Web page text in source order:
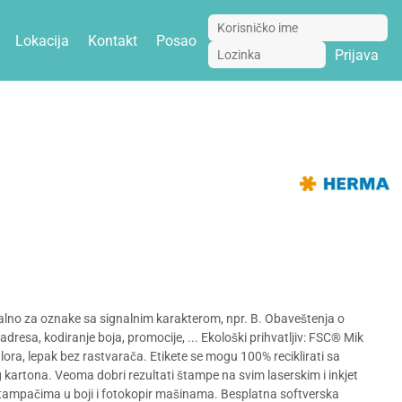
Lokacija Kontakt
Posao
Prijava
za oznake sa signalnim karakterom, npr. B. Obaveštenja o
kodiranje boja, promocije, ... Ekološki prihvatljiv: FSC® Mik
lepak bez rastvarača. Etikete se mogu 100% reciklirati sa
Veoma dobri rezultati štampe na svim laserskim i inkjet
u boji i fotokopir mašinama. Besplatna softverska